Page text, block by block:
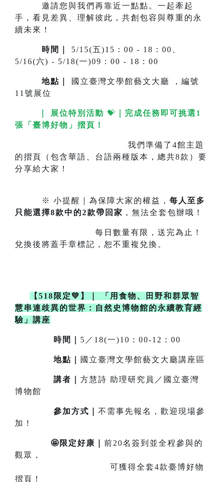
邀請您與我們再靠近一點點。一起牽起
手，看見差異、理解彼此，共創包容與尊重的永
續未來！
時間｜
5/15(五)15：00 - 18：00、
5/16(六) - 5/18(一)09：00 - 18：00
地點
國立臺灣文學館藝文大廳 ，編號
11號展位
｜ 展位特別活動 💝
完成任務即可挑選1
張「臺博好物」摺頁！
我們準備了4館主題
的摺頁（包含華語、台語兩種版本，總共8款）要
分享給大家！
※ 小提醒｜為保障大家的權益， 每人至多
只能選擇8款中的2款帶回家 ，無法全套包辦哦！
每日數量有限，送完為止！
兌換後將蓋手章標記，恕不重複兌換。
【518限定💚】
「用食物、田野和群眾智
慧串連歧異的世界：自然史博物館的永續教育經
驗」講座
時間｜ 5／18(一)10：00-12：00
地點｜ 國立臺灣文學館藝文大廳講座區
講者｜ 方慧詩 助理研究員／國立臺灣
博物館
參加方式｜ 不需事先報名，歡迎現場參
加！
🤩限定好康｜ 前20名簽到並全程參與的
觀眾，
可獲得全套4款臺博好物
摺頁！